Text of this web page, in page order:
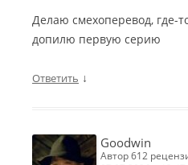
Делаю смехоперевод, где-
допилю первую серию
Ответить ↓
Goodwin
автор 612